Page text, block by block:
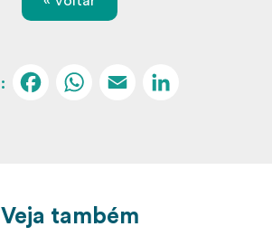
Facebook
WhatsApp
Email
Veja também